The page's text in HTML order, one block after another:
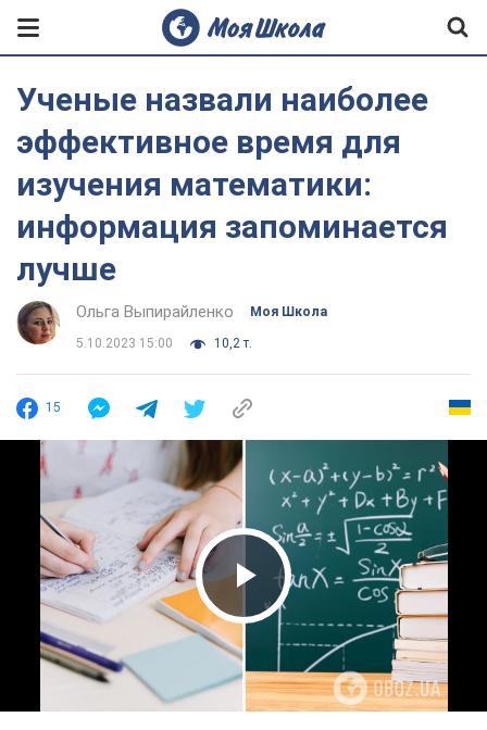
Ученые назвали наиболее
эффективное время для
изучения математики:
информация запоминается
лучше
Ольга Выпирайленко Моя Школа
5.10.2023 15:00 10,2 т.
15
Play Video